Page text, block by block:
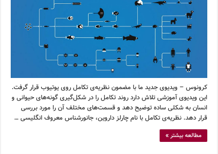
کرونوس – ویدیوی جدید ما با مضمون نظریه‌ی تکامل روی یوتیوب قرار گرفت.
این ویدیوی آموزشی تلاش دارد روند تکامل را در شکل‌گیری گونه‌های حیوانی و
انسان به شکلی ساده توضیح دهد و قسمت‌های مختلف آن را مورد بررسی
قرار دهد. نظریه‌ی تکامل با نام چارلز داروین، جانورشناس معروف انگلیسی …
مطالعه بیشتر »